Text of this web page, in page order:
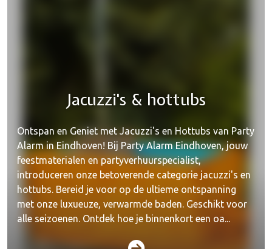
Jacuzzi's & hottubs
Ontspan en Geniet met Jacuzzi's en Hottubs van Party
Alarm in Eindhoven! Bij Party Alarm Eindhoven, jouw
feestmaterialen en partyverhuurspecialist,
introduceren onze betoverende categorie jacuzzi's en
hottubs. Bereid je voor op de ultieme ontspanning
met onze luxueuze, verwarmde baden. Geschikt voor
alle seizoenen. Ontdek hoe je binnenkort een oa...